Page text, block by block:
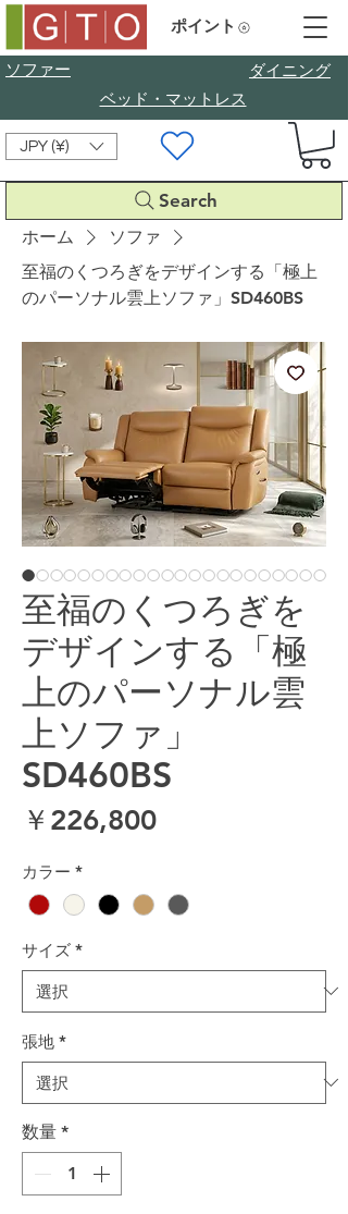
ソファー
​ダイニング
ベッド・マットレス
JPY (¥)
Search
ポイント
ホーム
ソファ
至福のくつろぎをデザインする「極上
のパーソナル雲上ソファ」SD460BS
至福のくつろぎを
デザインする「極
上のパーソナル雲
上ソファ」
SD460BS
￥226,800価格
カラー *
サイズ *
張地 *
数量 *